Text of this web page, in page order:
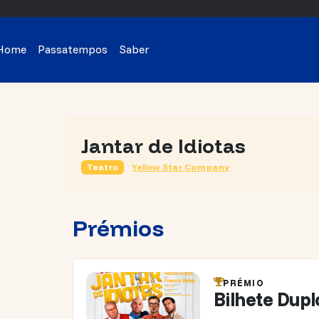
Passatempos Saber
Jantar de Idiotas
Teatro Yellow Star Company
Prémios
PRÉMIO
Bilhete